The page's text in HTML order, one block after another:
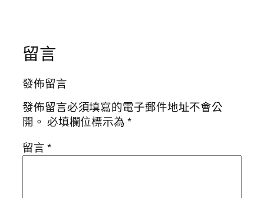
留言
發佈留言
發佈留言必須填寫的電子郵件地址不會公
開。 必填欄位標示為*
留言*